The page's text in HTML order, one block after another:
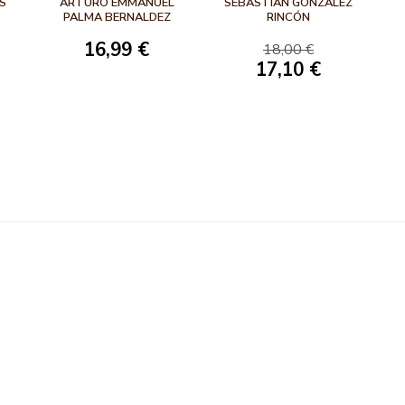
PALMA BERNALDEZ
16,99 €
RINCÓN
18,00 €
17,10 €